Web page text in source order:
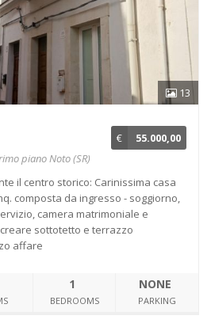
13
€ 55.000,00
piano Noto (SR)
il centro storico: Carinissima casa
composta da ingresso - soggiorno,
camera matrimoniale e
sottotetto e terrazzo
affare
1
BEDROOMS
NONE
PARKING